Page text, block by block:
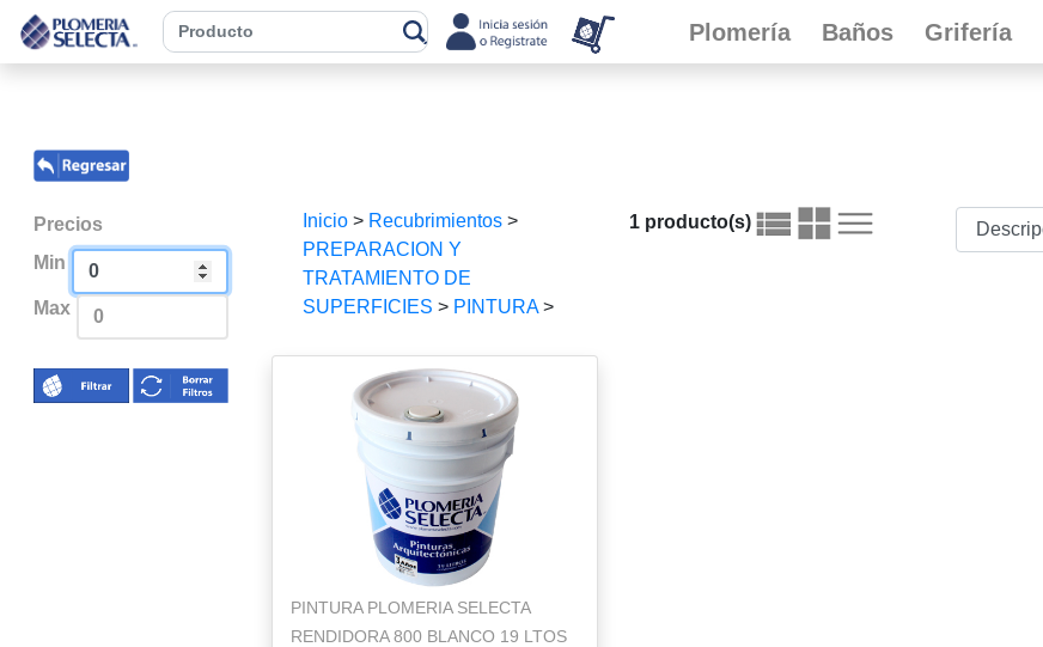
Plomería Baños Grifería
Precios
Min
Max
Inicio> Recubrimientos>
PREPARACION Y
TRATAMIENTO DE
SUPERFICIES > PINTURA>
1 producto(s)
PINTURA PLOMERIA SELECTA
RENDIDORA 800 BLANCO 19 LTOS